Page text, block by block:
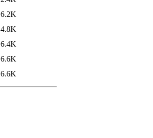
6.2K
4.8K
6.4K
6.6K
6.6K